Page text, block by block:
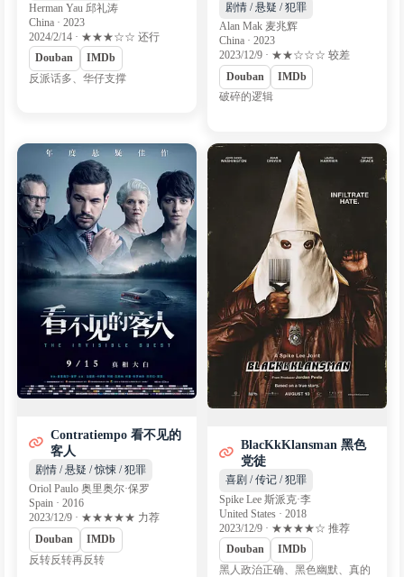
Herman Yau 邱礼涛
China · 2023
2024/2/14 · ★★★☆☆ 还行
Douban
IMDb
反派话多、华仔支撑
剧情 / 悬疑 / 犯罪
Alan Mak 麦兆辉
China · 2023
2023/12/9 · ★★☆☆☆ 较差
Douban
IMDb
破碎的逻辑
Contratiempo 看不见的
客人
剧情 / 悬疑 / 惊悚 / 犯罪
Oriol Paulo 奥里奥尔·保罗
Spain · 2016
2023/12/9 · ★★★★★ 力荐
Douban
IMDb
反转反转再反转
BlacKkKlansman 黑色
党徒
喜剧 / 传记 / 犯罪
Spike Lee 斯派克·李
United States · 2018
2023/12/9 · ★★★★☆ 推荐
Douban
IMDb
黑人政治正确、黑色幽默、真的